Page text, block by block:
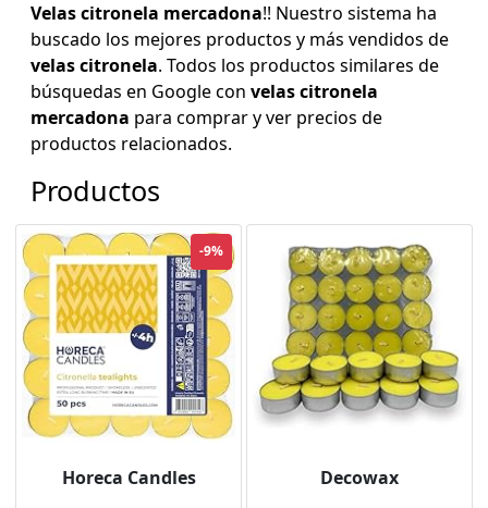
Velas citronela mercadona!! Nuestro sistema ha
buscado los mejores productos y más vendidos de
velas citronela. Todos los productos similares de
búsquedas en Google con velas citronela
mercadona para comprar y ver precios de
productos relacionados.
Productos
-9%
Horeca Candles
Decowax